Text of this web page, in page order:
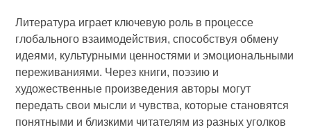
Литература играет ключевую роль в процессе
глобального взаимодействия, способствуя обмену
идеями, культурными ценностями и эмоциональными
переживаниями. Через книги, поэзию и
художественные произведения авторы могут
передать свои мысли и чувства, которые становятся
понятными и близкими читателям из разных уголков